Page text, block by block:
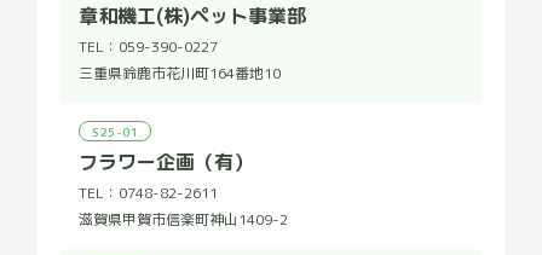
章和機工(株)ペット事業部
TEL： 059-390-0227
三重県鈴鹿市花川町164番地10
S25-01
フラワー企画（有）
TEL： 0748-82-2611
滋賀県甲賀市信楽町神山1409-2